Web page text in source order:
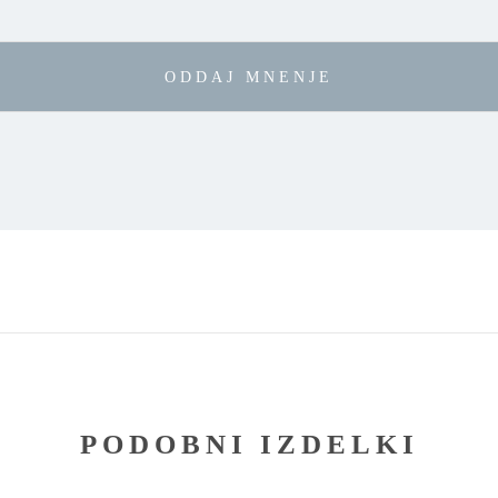
PODOBNI IZDELKI